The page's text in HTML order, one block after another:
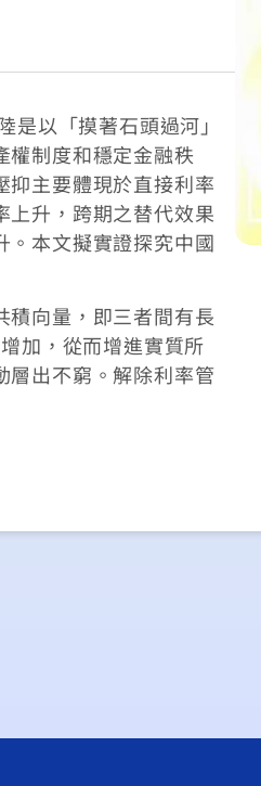
以「摸著石頭過河」
權制度和穩定金融秩
抑主要體現於直接利率
上升，跨期之替代效果
。本文擬實證探究中國
積向量，即三者間有長
加，從而增進實質所
層出不窮。解除利率管